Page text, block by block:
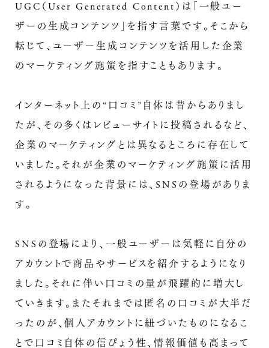
UGC（User Generated Content）は「一般ユー
ザーの生成コンテンツ」を指す言葉です。そこから
転じて、ユーザー生成コンテンツを活用した企業
のマーケティング施策を指すこともあります。
インターネット上の“口コミ”自体は昔からありまし
たが、その多くはレビューサイトに投稿されるなど、
企業のマーケティングとは異なるところに存在して
いました。それが企業のマーケティング施策に活用
されるようになった背景には、SNSの登場がありま
す。
SNSの登場により、一般ユーザーは気軽に自分の
アカウントで商品やサービスを紹介するようになり
ました。それに伴い口コミの量が飛躍的に増大し
ていきます。またそれまでは匿名の口コミが大半だ
ったのが、個人アカウントに紐づいたものになるこ
とで口コミ自体の信ぴょう性、情報価値も高まって